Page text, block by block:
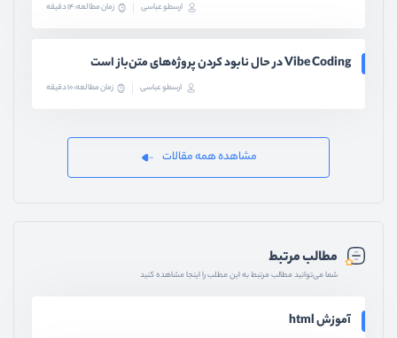
ارسطو عباسی زمان مطالعه: 14 دقیقه
Vibe Coding در حال نابود کردن پروژه‌های متن‌باز است
ارسطو عباسی زمان مطالعه: 10 دقیقه
مشاهده همه مقالات
مطالب مرتبط
شما می‌توانید مطالب مرتبط به این مطلب را اینجا مشاهده کنید
آموزش html